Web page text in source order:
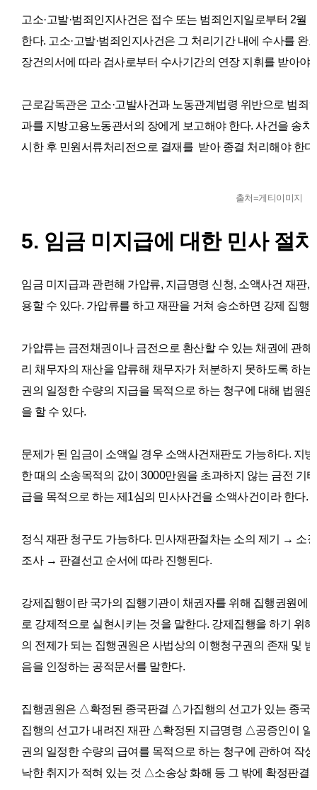
고소·고발·범죄인지사건은 접수 또는 범죄인지일로부터 2월
한다. 고소·고발·범죄인지사건은 그 처리기간 내에 수사를
장건의서에 따라 검사로부터 수사기간의 연장 지휘를 받아야
근로감독관은 고소·고발사건과 노동관계법령 위반으로 범죄
과를 지방고용노동관서의 장에게 보고해야 한다. 사건을 송치
시한 후 민원서류처리전으로 결재를 받아 종결 처리해야 한다.
출처=게티이미지
5. 임금 미지급에 대한 민사 절차
임금 미지급과 관련해 가압류, 지급명령 신청, 소액사건 재판,
용할 수 있다. 가압류를 하고 재판을 거쳐 승소하면 강제 집
가압류는 금전채권이나 금전으로 환산할 수 있는 채권에 관
리 채무자의 재산을 압류해 채무자가 처분하지 못하도록 하
권의 일정한 수량의 지급을 목적으로 하는 청구에 대해 법원
을 할 수 있다.
문제가 된 임금이 소액일 경우 소액사건재판도 가능하다. 지
한 때의 소송목적의 값이 3000만원을 초과하지 않는 금전 기
급을 목적으로 하는 제1심의 민사사건을 소액사건이라 한다.
정식 재판 청구도 가능하다. 민사재판절차는 소의 제기 → 소
조사 → 판결선고 순서에 따라 진행된다.
강제집행이란 국가의 집행기관이 채권자를 위해 집행권원에
로 강제적으로 실현시키는 것을 말한다. 강제집행을 하기 위
의 전제가 되는 집행권원은 사법상의 이행청구권의 존재 및
음을 인정하는 공적문서를 말한다.
집행권원은 △확정된 종국판결 △가집행의 선고가 있는 종국
집행의 선고가 내려진 재판 △확정된 지급명령 △공증인이 일
권의 일정한 수량의 급여를 목적으로 하는 청구에 관하여 작
낙한 취지가 적혀 있는 것 △소송상 화해 등 그 밖에 확정판결